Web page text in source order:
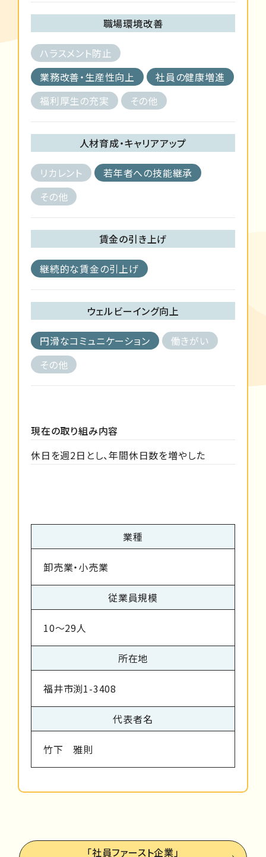
職場環境改善
ハラスメント防止
業務改善・生産性向上
社員の健康増進
福利厚生の充実
その他
人材育成・キャリアアップ
リカレント
若年者への技能継承
その他
賃金の引き上げ
継続的な賃金の引上げ
ウェルビーイング向上
円滑なコミュニケーション
働きがい
その他
現在の取り組み内容
休日を週2日とし、年間休日数を増やした
業種
卸売業・小売業
従業員規模
10～29人
所在地
福井市渕1-3408
代表者名
竹下 雅則
「社員ファースト企業」